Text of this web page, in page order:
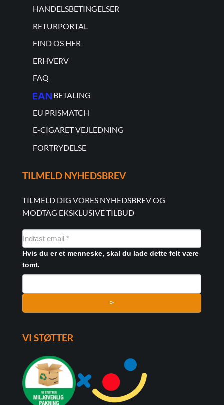
HANDELSBETINGELSER
RETURPORTAL
FIND OS HER
ERHVERV
FAQ
BETALING
EU PRISMATCH
E-CIGARET VEJLEDNING
FORTRYDELSE
TILMELD NYHEDSBREV
TILMELD DIG VORES NYHEDSBREV OG
MODTAG EKSKLUSIVE TILBUD
NYHEDSMAIL
FORMULAR
Hvis du er et menneske, skal du lade dette felt være
tomt.
>
VI STØTTER